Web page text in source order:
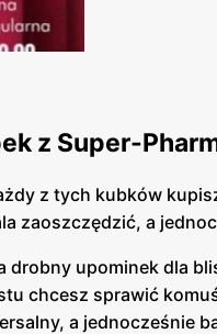
z Super-
z tych kubków
zaoszczędzić, a
drobny upominek dla
chcesz sprawić
a jednocześnie